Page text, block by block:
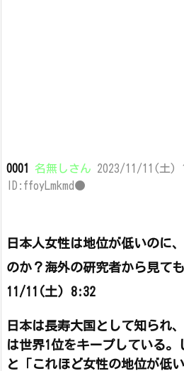
0001 名無しさん 2023/11/11(土)
ID:ffoyLmkmd●
日本人女性は地位が低いのに
のか？海外の研究者から見て
11/11(土) 8:32
日本は長寿大国として知られ
は世界1位をキープしている。
と「これほど女性の地位が低